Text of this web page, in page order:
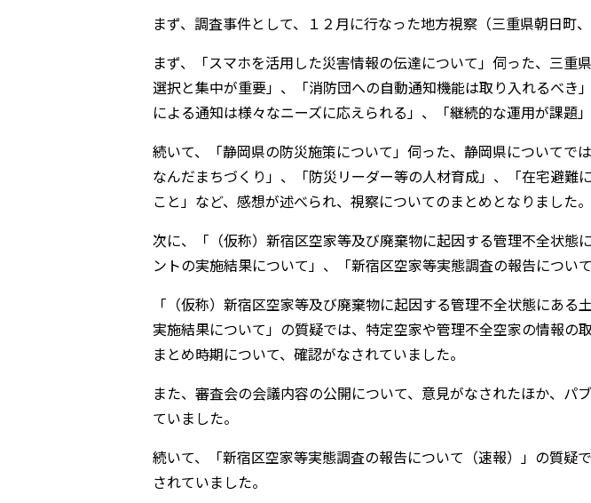
まず、調査事件として、１２月に行なった地方視察（三重県朝日町
まず、「スマホを活用した災害情報の伝達について」伺った、三
選択と集中が重要」、「消防団への自動通知機能は取り入れるべ
による通知は様々なニーズに応えられる」、「継続的な運用が課題
続いて、「静岡県の防災施策について」伺った、静岡県について
なんだまちづくり」、「防災リーダー等の人材育成」、「在宅避
こと」など、感想が述べられ、視察についてのまとめとなりました。
次に、「（仮称）新宿区空家等及び廃棄物に起因する管理不全状
ントの実施結果について」、「新宿区空家等実態調査の報告につい
「（仮称）新宿区空家等及び廃棄物に起因する管理不全状態にあ
実施結果について」の質疑では、特定空家や管理不全空家の情報
まとめ時期について、確認がなされていました。
また、審査会の会議内容の公開について、意見がなされたほか、
ていました。
続いて、「新宿区空家等実態調査の報告について（速報）」の質
されていました。